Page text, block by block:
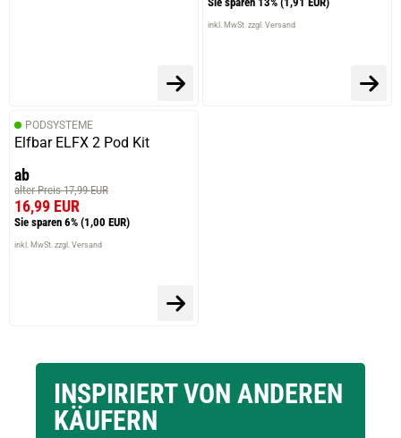
inkl. MwSt. zzgl. Versand
PODSYSTEME
Elfbar ELFX 2 Pod Kit
ab
alter Preis 17,99 EUR
16,99 EUR
Sie sparen 6% (1,00 EUR)
inkl. MwSt. zzgl. Versand
INSPIRIERT VON ANDEREN
KÄUFERN